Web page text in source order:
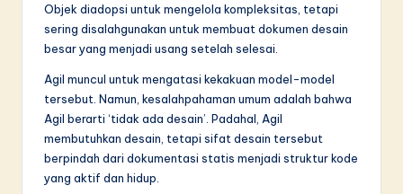
Objek diadopsi untuk mengelola kompleksitas, tetapi
sering disalahgunakan untuk membuat dokumen desain
besar yang menjadi usang setelah selesai.
Agil muncul untuk mengatasi kekakuan model-model
tersebut. Namun, kesalahpahaman umum adalah bahwa
Agil berarti ‘tidak ada desain’. Padahal, Agil
membutuhkan desain, tetapi sifat desain tersebut
berpindah dari dokumentasi statis menjadi struktur kode
yang aktif dan hidup.